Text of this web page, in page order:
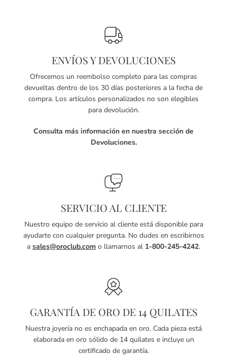
ENVÍOS Y DEVOLUCIONES
Ofrecemos un reembolso completo para las compras
devueltas dentro de los 30 días posteriores a la fecha de
compra. Los artículos personalizados no son elegibles
para devolución.
Consulta más información en nuestra sección de
Devoluciones.
SERVICIO AL CLIENTE
Nuestro equipo de servicio al cliente está disponible para
ayudarte con cualquier pregunta. No dudes en escribirnos
a sales@oroclub.com o llamarnos al 1-800-245-4242.
GARANTÍA DE ORO DE 14 QUILATES
Nuestra joyería no es enchapada en oro. Cada pieza está
elaborada en oro sólido de 14 quilates e incluye un
certificado de garantía.